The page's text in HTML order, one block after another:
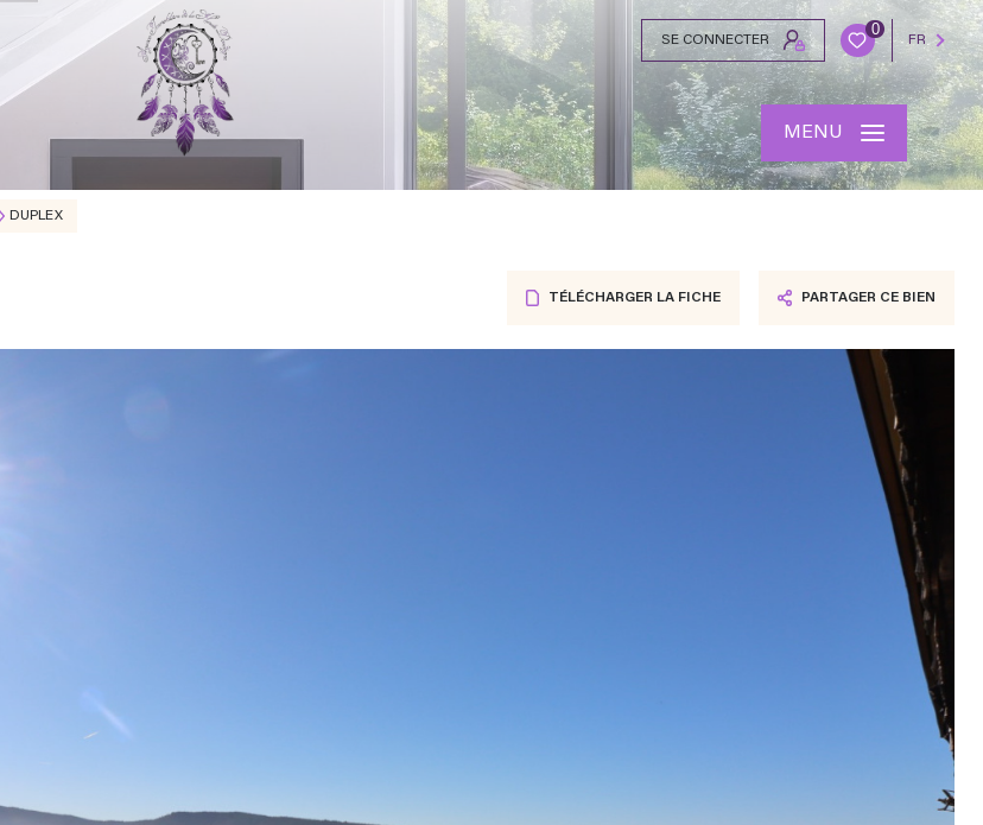
SE CONNECTER
0
FR
MENU
DUPLEX
TÉLÉCHARGER LA FICHE PARTAGER CE BIEN